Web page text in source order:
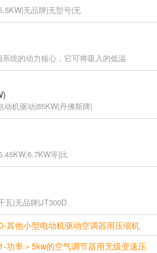
无品牌|无型号|无
统的动力核心，它可将吸入的低温
动机驱动|85KW|丹佛斯牌|
等|比
瓦|无品牌|JT300D
其他小型电动机驱动空调器用压缩机
功率＞5kw的空气调节器用无级变速压